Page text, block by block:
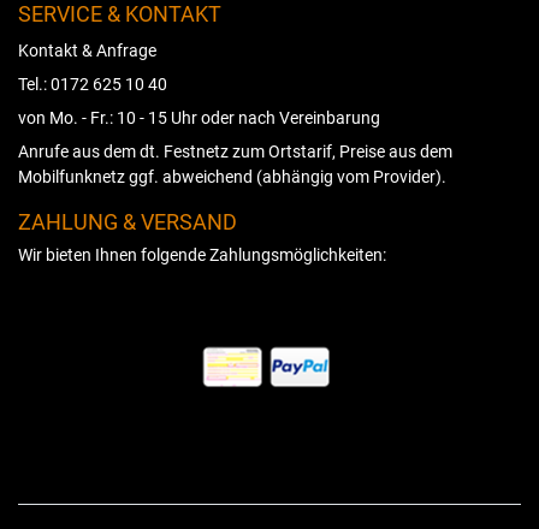
SERVICE & KONTAKT
Kontakt & Anfrage
Tel.: 0172 625 10 40
von Mo. - Fr.: 10 - 15 Uhr oder nach Vereinbarung
Anrufe aus dem dt. Festnetz zum Ortstarif, Preise aus dem
Mobilfunknetz ggf. abweichend (abhängig vom Provider).
ZAHLUNG & VERSAND
Wir bieten Ihnen folgende Zahlungsmöglichkeiten: